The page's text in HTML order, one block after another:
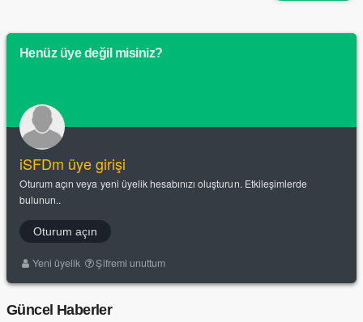
Henüz üye değil misiniz?
iSFDm üye girişi
Oturum açın veya yeni üyelik hesabınızı oluşturun. Etkileşimlerde
bulunun..
Oturum açın
Yeni üyelik Şifremi unuttum
Güncel Haberler